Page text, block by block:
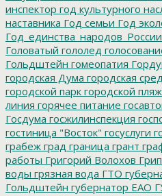
инспектор год культурного
наставника Год семьи Год
Год_единства_народов_России
Головатый гололед
Гольдштейн гомеопатия
городская Дума городская
городской парк городской пляж
линия горячее питание
Госдума госжилинспекция
гостиница "Восток" госуслуги
грабеж град граница грант
работы Григорий Волохов
воды грязная вода ГТО
Гольдштейн губернатор ЕАО